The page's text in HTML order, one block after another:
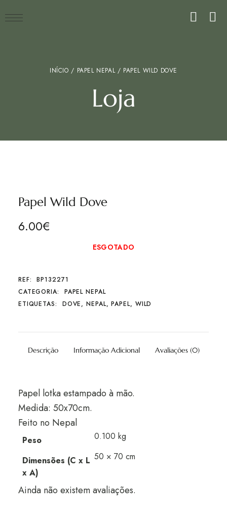
INÍCIO / PAPEL NEPAL/ PAPEL WILD DOVE
Loja
Papel Wild Dove
6.00€
ESGOTADO
REF:
BP132271
CATEGORIA:
PAPEL NEPAL
ETIQUETAS:
DOVE,NEPAL,PAPEL, WILD
Descrição Informação Adicional Avaliações (0)
Papel lotka estampado à mão.
Medida: 50x70cm.
Feito no Nepal
Peso 0.100 kg
Dimensões (C x L
x A)
50 × 70 cm
Ainda não existem avaliações.